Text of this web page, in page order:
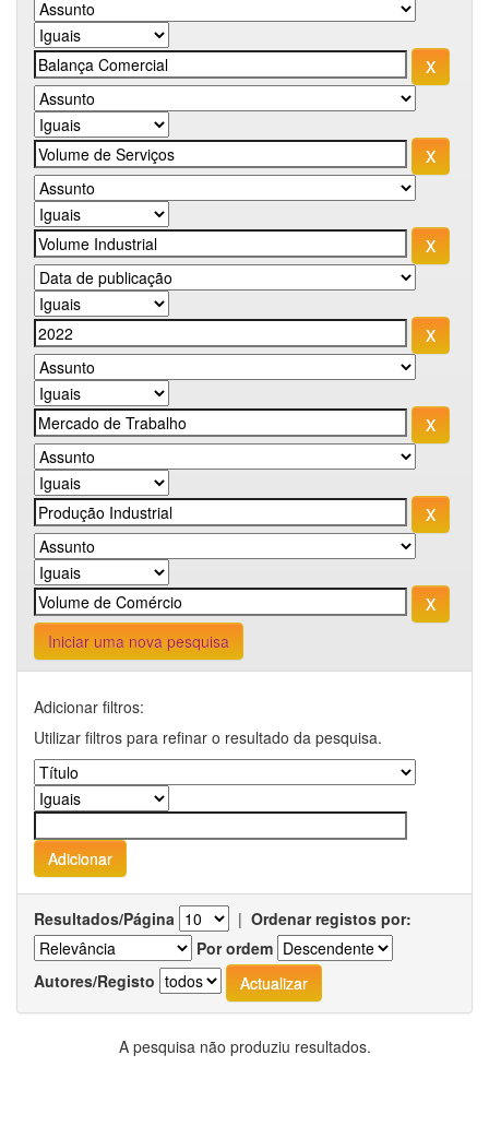
Iniciar uma nova pesquisa
Adicionar filtros:
Utilizar filtros para refinar o resultado da pesquisa.
Resultados/Página | Ordenar registos por:
Por ordem
Autores/Registo
A pesquisa não produziu resultados.